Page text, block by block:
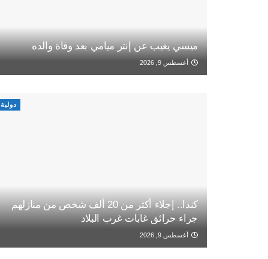
ميسي يغيب عن إنتر ميامي بعد وفاة والده
أغسطس 9, 2026
دولية
كندا.. إجلاء أكثر من 20 ألف شخص من منازلهم
جراء حرائق غابات غرب البلاد
أغسطس 9, 2026